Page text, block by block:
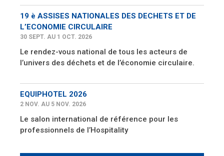
19 è ASSISES NATIONALES DES DECHETS ET DE
L’ECONOMIE CIRCULAIRE
30 SEPT. AU 1 OCT. 2026
Le rendez-vous national de tous les acteurs de
l’univers des déchets et de l’économie circulaire.
EQUIPHOTEL 2026
2 NOV. AU 5 NOV. 2026
Le salon international de référence pour les
professionnels de l’Hospitality